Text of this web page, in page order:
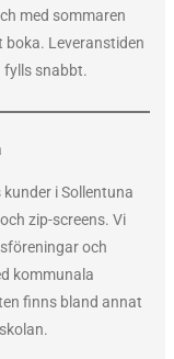
med sommaren
Leveranstiden
fylls snabbt.
i Sollentuna
zip-screens. Vi
och
kommunala
finns bland annat